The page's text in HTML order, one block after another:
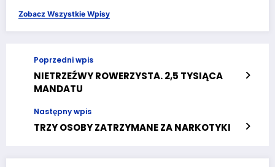
Zobacz Wszystkie Wpisy
Poprzedni wpis
NIETRZEŹWY ROWERZYSTA. 2,5 TYSIĄCA
MANDATU
Następny wpis
TRZY OSOBY ZATRZYMANE ZA NARKOTYKI